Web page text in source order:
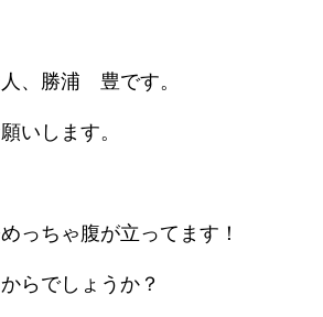
、勝浦 豊です。
いします。
っちゃ腹が立ってます！
らでしょうか？